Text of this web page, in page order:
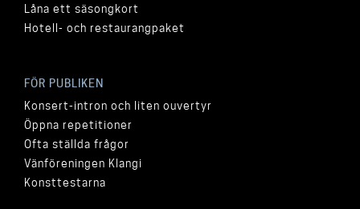
Låna ett säsongkort
Hotell- och restaurangpaket
FÖR PUBLIKEN
Konsert-intron och liten ouvertyr
Öppna repetitioner
Ofta ställda frågor
Vänföreningen Klangi
Konsttestarna